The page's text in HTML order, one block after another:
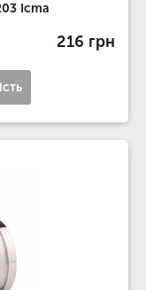
Icma
216 грн